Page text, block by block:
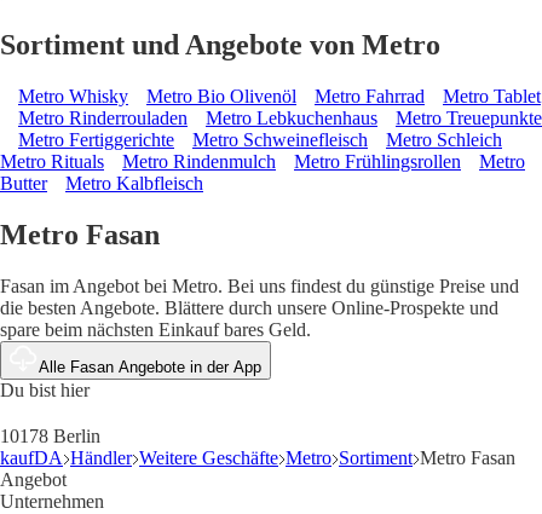
Sortiment und Angebote von Metro
Metro Whisky Metro Bio Olivenöl Metro Fahrrad
Metro Tablet
Metro Rinderrouladen
Metro Lebkuchenhaus
Metro Treuepunkte
Metro Fertiggerichte
Metro Schweinefleisch
Metro Schleich
Metro Rituals
Metro Rindenmulch Metro Frühlingsrollen
Metro
Butter
Metro Kalbfleisch
Metro Fasan
Fasan im Angebot bei Metro. Bei uns findest du günstige Preise und
die besten Angebote. Blättere durch unsere Online-Prospekte und
spare beim nächsten Einkauf bares Geld.
Alle Fasan Angebote in der App
Du bist hier
10178 Berlin
kaufDA Händler Weitere Geschäfte Metro Sortiment Metro Fasan
Angebot
Unternehmen